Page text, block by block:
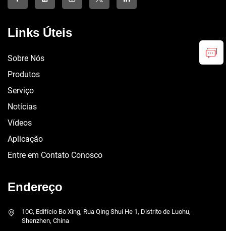
Links Úteis
Sobre Nós
Produtos
Serviço
Notícias
Vídeos
Aplicação
Entre em Contato Conosco
Endereço
10C, Edifício Bo Xing, Rua Qing Shui He 1, Distrito de Luohu,
Shenzhen, China